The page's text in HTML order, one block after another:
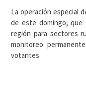
La operación especial
de este domingo, que
región para sectores
monitoreo
votantes.